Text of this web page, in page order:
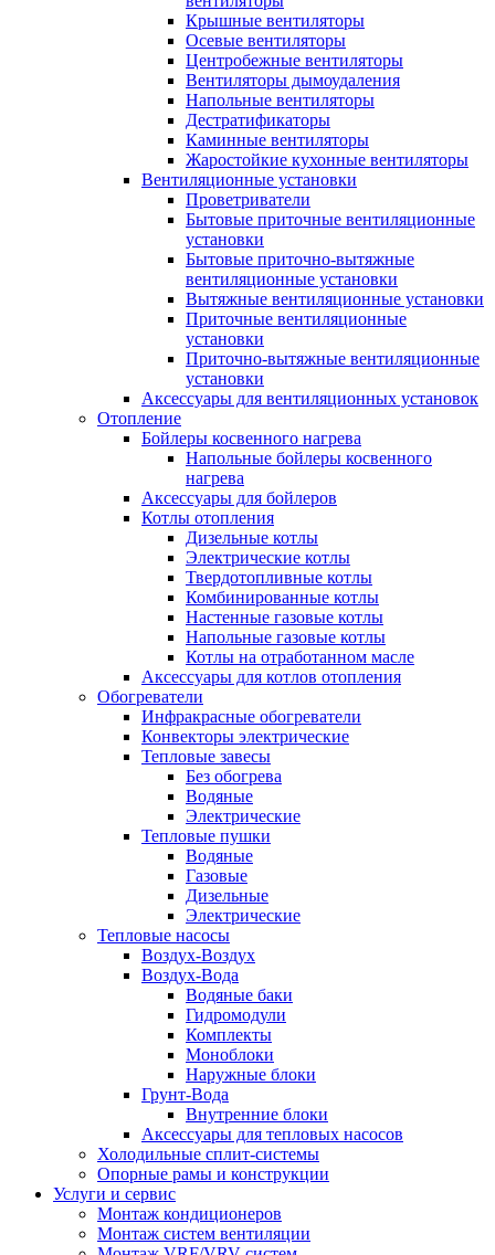
Крышные вентиляторы
Осевые вентиляторы
Центробежные вентиляторы
Вентиляторы дымоудаления
Напольные вентиляторы
Дестратификаторы
Каминные вентиляторы
Жаростойкие кухонные вентиляторы
Вентиляционные установки
Проветриватели
Бытовые приточные вентиляционные
установки
Бытовые приточно-вытяжные
вентиляционные установки
Вытяжные вентиляционные установки
Приточные вентиляционные
установки
Приточно-вытяжные вентиляционные
установки
Аксессуары для вентиляционных установок
Отопление
Бойлеры косвенного нагрева
Напольные бойлеры косвенного
нагрева
Аксессуары для бойлеров
Котлы отопления
Дизельные котлы
Электрические котлы
Твердотопливные котлы
Комбинированные котлы
Настенные газовые котлы
Напольные газовые котлы
Котлы на отработанном масле
Аксессуары для котлов отопления
Обогреватели
Инфракрасные обогреватели
Конвекторы электрические
Тепловые завесы
Без обогрева
Водяные
Электрические
Тепловые пушки
Водяные
Газовые
Дизельные
Электрические
Тепловые насосы
Воздух-Воздух
Воздух-Вода
Водяные баки
Гидромодули
Комплекты
Моноблоки
Наружные блоки
Грунт-Вода
Внутренние блоки
Аксессуары для тепловых насосов
Холодильные сплит-системы
Опорные рамы и конструкции
Услуги и сервис
Монтаж кондиционеров
Монтаж систем вентиляции